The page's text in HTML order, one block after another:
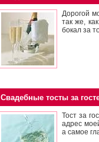
Дорогой
так же,
бокал за
Свадебные тосты за
Тост за
адрес
а самое